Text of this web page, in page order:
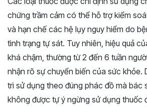
chứng trầm cảm có thể hỗ trợ kiểm
và hạn chế các hệ lụy nguy hiểm do
tình trạng tự sát. Tuy nhiên, hiệu quả
khá chậm, thường từ 2 đến 6 tuần
nhận rõ sự chuyển biến của sức khỏe.
trì sử dụng theo đúng phác đồ mà bác
không được tự ý ngừng sử dụng thuốc